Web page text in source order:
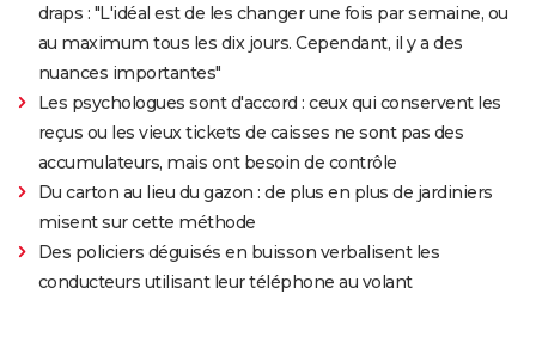
draps : "L'idéal est de les changer une fois par semaine, ou
au maximum tous les dix jours. Cependant, il y a des
nuances importantes"
Les psychologues sont d'accord : ceux qui conservent les
reçus ou les vieux tickets de caisses ne sont pas des
accumulateurs, mais ont besoin de contrôle
Du carton au lieu du gazon : de plus en plus de jardiniers
misent sur cette méthode
Des policiers déguisés en buisson verbalisent les
conducteurs utilisant leur téléphone au volant